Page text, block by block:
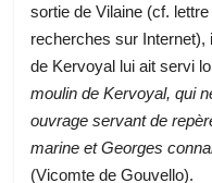
sortie de Vilaine (cf.
recherches sur Internet),
de Kervoyal lui ait servi
moulin de Kervoyal, qui
ouvrage servant de
marine et Georges
(Vicomte de Gouvello).